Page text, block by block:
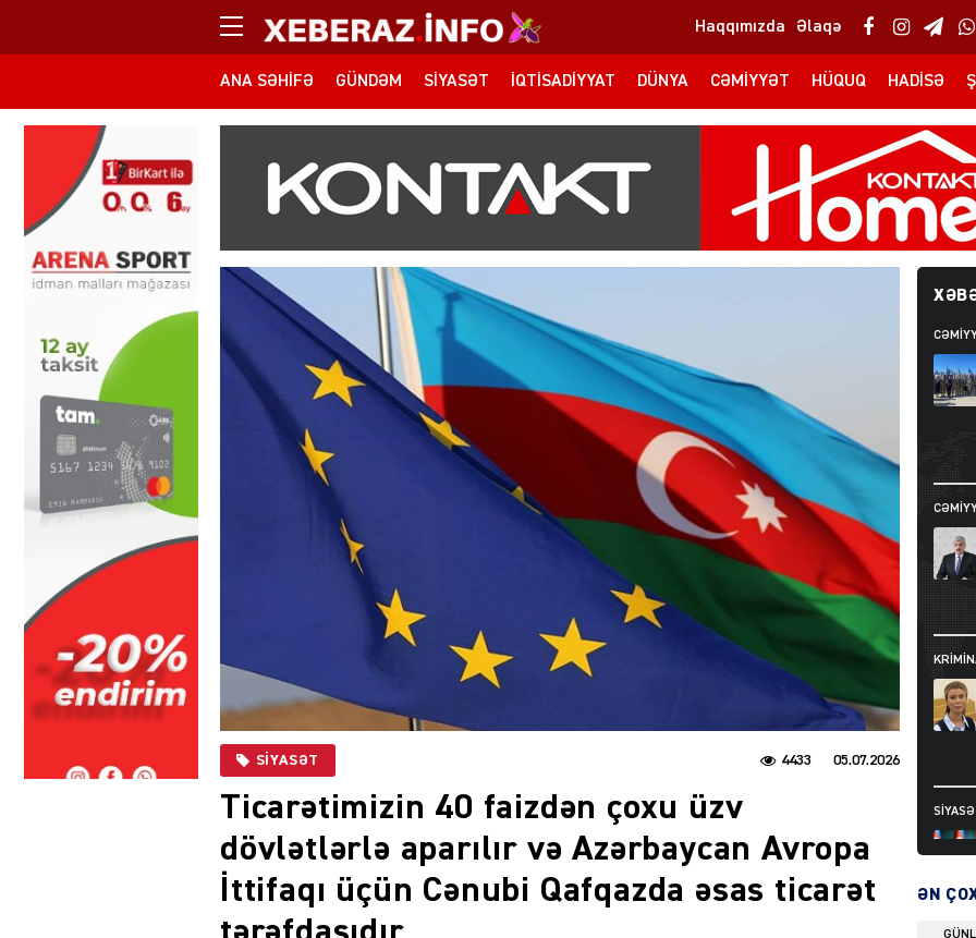
Haqqımızda Əlaqə
ANA SƏHIFƏ GÜNDƏM SIYASƏT İQTISADIYYAT DÜNYA CƏMIYYƏT HÜQUQ HADISƏ
SIYASƏT 05.07.2026
4433
Ticarətimizin 40 faizdən çoxu üzv
dövlətlərlə aparılır və Azərbaycan Avropa
İttifaqı üçün Cənubi Qafqazda əsas ticarət
ƏN